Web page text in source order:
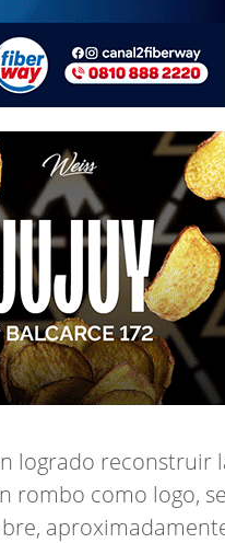
logrado reconstruir
rombo como logo,